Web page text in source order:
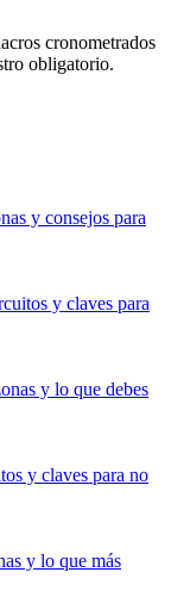
cronometrados
obligatorio.
y consejos para
y claves para
y lo que debes
y claves para no
y lo que más